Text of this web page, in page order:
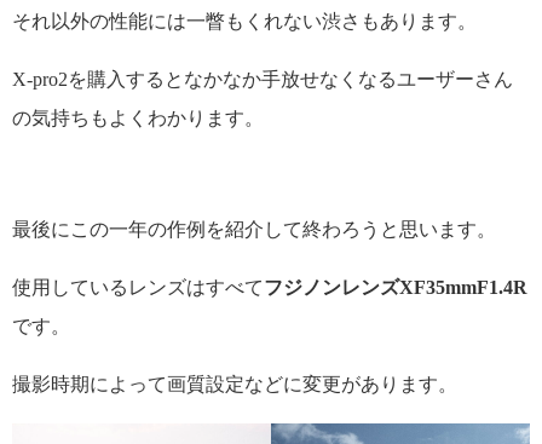
それ以外の性能には一瞥もくれない渋さもあります。
X-pro2を購入するとなかなか手放せなくなるユーザーさん
の気持ちもよくわかります。
最後にこの一年の作例を紹介して終わろうと思います。
使用しているレンズはすべてフジノンレンズXF35mmF1.4R
です。
撮影時期によって画質設定などに変更があります。